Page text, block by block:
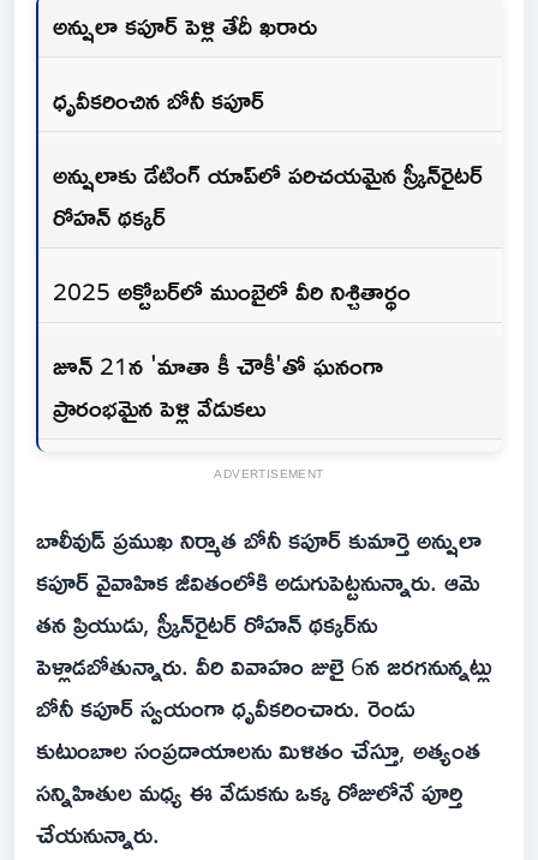
అన్షులా కపూర్ పెళ్లి తేదీ ఖరారు
ధృవీకరించిన బోనీ కపూర్
అన్షులాకు డేటింగ్ యాప్‌లో పరిచయమైన స్క్రీన్‌రైటర్
రోహన్ థక్కర్‌
2025 అక్టోబర్‌లో ముంబైలో వీరి నిశ్చితార్థం
జూన్ 21న 'మాతా కీ చౌకీ'తో ఘనంగా
ప్రారంభమైన పెళ్లి వేడుకలు
ADVERTISEMENT
బాలీవుడ్ ప్రముఖ నిర్మాత బోనీ కపూర్ కుమార్తె అన్షులా
కపూర్ వైవాహిక జీవితంలోకి అడుగుపెట్టనున్నారు. ఆమె
తన ప్రియుడు, స్క్రీన్‌రైటర్ రోహన్ థక్కర్‌ను
పెళ్లాడబోతున్నారు. వీరి వివాహం జులై 6న జరగనున్నట్లు
బోనీ కపూర్ స్వయంగా ధృవీకరించారు. రెండు
కుటుంబాల సంప్రదాయాలను మిళితం చేస్తూ, అత్యంత
సన్నిహితుల మధ్య ఈ వేడుకను ఒక్క రోజులోనే పూర్తి
చేయనున్నారు.